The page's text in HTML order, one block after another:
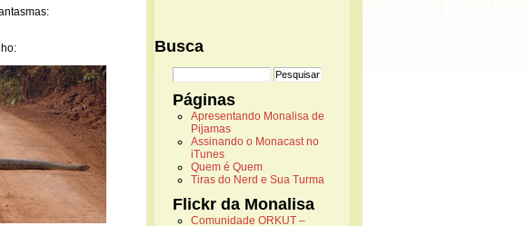
Busca
Páginas
Apresentando Monalisa de
Pijamas
Assinando o Monacast no
iTunes
Quem é Quem
Tiras do Nerd e Sua Turma
Flickr da Monalisa
Comunidade ORKUT –